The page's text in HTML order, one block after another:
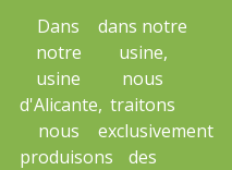
Dans
notre
usine
d'Alicante,
nous
produisons
dans notre
usine,
nous
traitons
exclusivement
des